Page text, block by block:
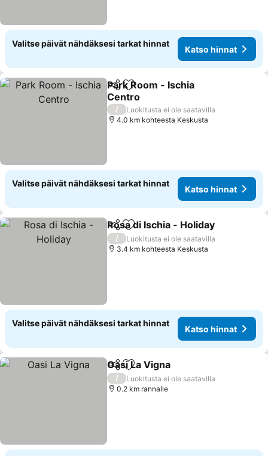
Valitse päivät nähdäksesi tarkat hinnat
Katso hinnat
Jaa Lisää suosikkeihin
Park Room - Ischia
Centro
Katso hinnat
/
Luokitusta ei ole saatavilla
4.0 km kohteesta Keskusta
Valitse päivät nähdäksesi tarkat hinnat
Katso hinnat
Jaa Lisää suosikkeihin
Rosa di Ischia - Holiday
/
Luokitusta ei ole saatavilla
3.4 km kohteesta Keskusta
Valitse päivät nähdäksesi tarkat hinnat
Katso hinnat
Jaa Lisää suosikkeihin
Oasi La Vigna
/
Luokitusta ei ole saatavilla
0.2 km rannalle